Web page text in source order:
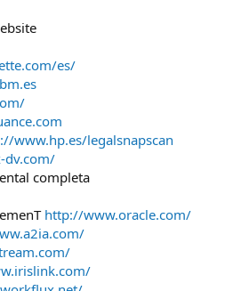
es/
www.hp.es/legalsnapscan
dv.com/
completa
http://www.oracle.com/